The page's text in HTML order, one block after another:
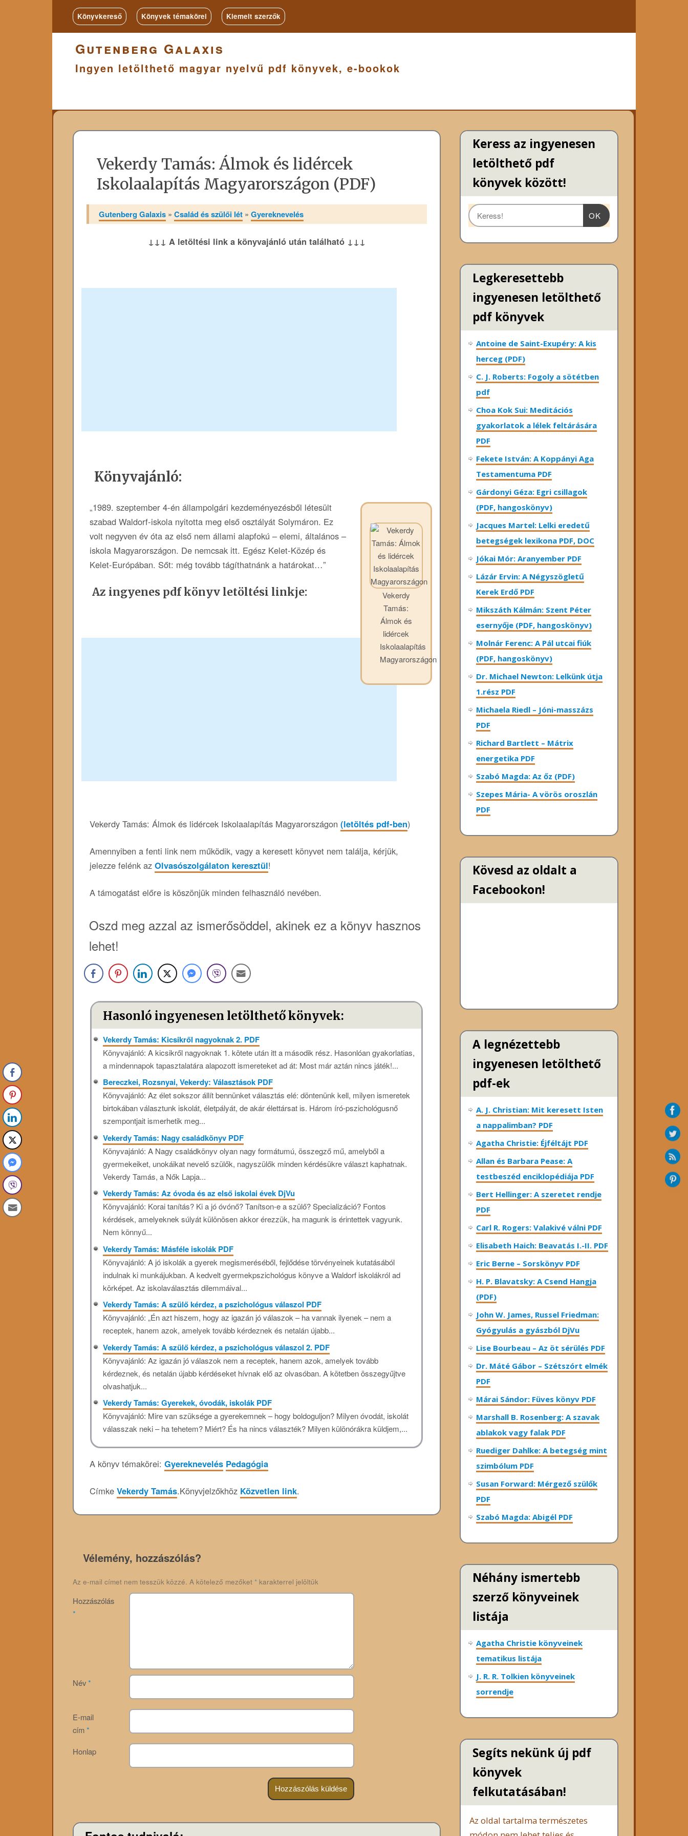
Könyvkereső Könyvek témakörei Kiemelt szerzők
Gutenberg Galaxis
Ingyen letölthető magyar nyelvű pdf könyvek, e-bookok
Vekerdy Tamás: Álmok és lidércek
Iskolaalapítás Magyarországon (PDF)
Gutenberg Galaxis »Család és szülői lét »Gyereknevelés
↓↓↓ A letöltési link a könyvajánló után található ↓↓↓
Könyvajánló:
Vekerdy
Tamás:
Álmok és
lidércek
Iskolaalapítás
Magyarországon
„1989. szeptember 4-én állampolgári kezdeményezésből létesült
szabad Waldorf-iskola nyitotta meg első osztályát Solymáron. Ez
volt negyven év óta az első nem állami alapfokú – elemi, általános –
iskola Magyarországon. De nemcsak itt. Egész Kelet-Közép és
Kelet-Európában. Sőt: még tovább tágíthatnánk a határokat…”
Az ingyenes pdf könyv letöltési linkje:
Vekerdy Tamás: Álmok és lidércek Iskolaalapítás Magyarországon (letöltés pdf-ben)
Amennyiben a fenti link nem működik, vagy a keresett könyvet nem találja, kérjük,
jelezze felénk az Olvasószolgálaton keresztül!
A támogatást előre is köszönjük minden felhasználó nevében.
Oszd meg azzal az ismerősöddel, akinek ez a könyv hasznos
lehet!
Hasonló ingyenesen letölthető könyvek:
Vekerdy Tamás: Kicsikről nagyoknak 2. PDF
Könyvajánló: A kicsikről nagyoknak 1. kötete után itt a második rész. Hasonlóan gyakorlatias,
a mindennapok tapasztalatára alapozott ismereteket ad át: Most már aztán nincs játék!...
Bereczkei, Rozsnyai, Vekerdy: Választások PDF
Könyvajánló: Az élet sokszor állít bennünket választás elé: döntenünk kell, milyen ismeretek
birtokában választunk iskolát, életpályát, de akár élettársat is. Három író-pszichológusnő
szempontjait ismerhetik meg...
Vekerdy Tamás: Nagy családkönyv PDF
Könyvajánló: A Nagy családkönyv olyan nagy formátumú, összegző mű, amelyből a
gyermekeiket, unokáikat nevelő szülők, nagyszülők minden kérdésükre választ kaphatnak.
Vekerdy Tamás, a Nők Lapja...
Vekerdy Tamás: Az óvoda és az első iskolai évek DjVu
Könyvajánló: Korai tanítás? Ki a jó óvónő? Tanítson-e a szülő? Specializáció? Fontos
kérdések, amelyeknek súlyát különösen akkor érezzük, ha magunk is érintettek vagyunk.
Nem könnyű...
Vekerdy Tamás: Másféle iskolák PDF
Könyvajánló: A jó iskolák a gyerek megismeréséből, fejlődése törvényeinek kutatásából
indulnak ki munkájukban. A kedvelt gyermekpszichológus könyve a Waldorf iskolákról ad
körképet. Az iskolaválasztás dilemmáival...
Vekerdy Tamás: A szülő kérdez, a pszichológus válaszol PDF
Könyvajánló: „Én azt hiszem, hogy az igazán jó válaszok – ha vannak ilyenek – nem a
receptek, hanem azok, amelyek tovább kérdeznek és netalán újabb...
Vekerdy Tamás: A szülő kérdez, a pszichológus válaszol 2. PDF
Könyvajánló: Az igazán jó válaszok nem a receptek, hanem azok, amelyek tovább
kérdeznek, és netalán újabb kérdéseket hívnak elő az olvasóban. A kötetben összegyűjtve
olvashatjuk...
Vekerdy Tamás: Gyerekek, óvodák, iskolák PDF
Könyvajánló: Mire van szüksége a gyerekemnek – hogy boldoguljon? Milyen óvodát, iskolát
válasszak neki – ha tehetem? Miért? És ha nincs választék? Milyen különórákra küldjem,...
A könyv témakörei: Gyereknevelés Pedagógia
Címke Vekerdy Tamás.Könyvjelzőkhöz Közvetlen link.
Vélemény, hozzászólás?
Az e-mail címet nem tesszük közzé. A kötelező mezőket *karakterrel jelöltük
Hozzászólás
*
Név*
E-mail
cím*
Honlap
Keress az ingyenesen
letölthető pdf
könyvek között!
OK
Legkeresettebb
ingyenesen letölthető
pdf könyvek
Antoine de Saint-Exupéry: A kis
herceg (PDF)
C. J. Roberts: Fogoly a sötétben
pdf
Choa Kok Sui: Meditációs
gyakorlatok a lélek feltárására
PDF
Fekete István: A Koppányi Aga
Testamentuma PDF
Gárdonyi Géza: Egri csillagok
(PDF, hangoskönyv)
Jacques Martel: Lelki eredetű
betegségek lexikona PDF, DOC
Jókai Mór: Aranyember PDF
Lázár Ervin: A Négyszögletű
Kerek Erdő PDF
Mikszáth Kálmán: Szent Péter
esernyője (PDF, hangoskönyv)
Molnár Ferenc: A Pál utcai fiúk
(PDF, hangoskönyv)
Dr. Michael Newton: Lelkünk útja
1.rész PDF
Michaela Riedl – Jóni-masszázs
PDF
Richard Bartlett – Mátrix
energetika PDF
Szabó Magda: Az őz (PDF)
Szepes Mária- A vörös oroszlán
PDF
Kövesd az oldalt a
Facebookon!
A legnézettebb
ingyenesen letölthető
pdf-ek
A. J. Christian: Mit keresett Isten
a nappalimban? PDF
Agatha Christie: Éjféltájt PDF
Allan és Barbara Pease: A
testbeszéd enciklopédiája PDF
Bert Hellinger: A ​szeretet rendje
PDF
Carl R. Rogers: Valakivé válni PDF
Elisabeth Haich: Beavatás I.-II. PDF
Eric Berne – Sorskönyv PDF
H. P. Blavatsky: A Csend Hangja
(PDF)
John W. James, Russel Friedman:
Gyógyulás a gyászból DjVu
Lise Bourbeau – Az öt sérülés PDF
Dr. Máté Gábor – Szétszórt elmék
PDF
Márai Sándor: Füves könyv PDF
Marshall B. Rosenberg: A szavak
ablakok vagy falak PDF
Ruediger Dahlke: A betegség mint
szimbólum PDF
Susan Forward: Mérgező szülők
PDF
Szabó Magda: Abigél PDF
Néhány ismertebb
szerző könyveinek
listája
Agatha Christie könyveinek
tematikus listája
J. R. R. Tolkien könyveinek
sorrendje
Segíts nekünk új pdf
könyvek
felkutatásában!
Az oldal tartalma természetes